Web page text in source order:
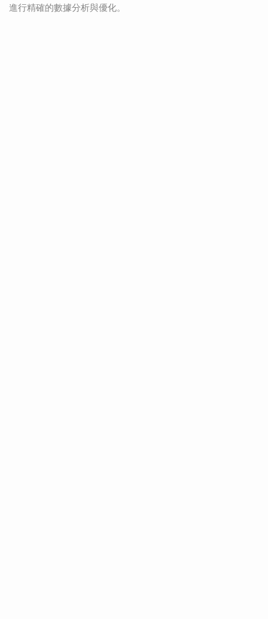
進行精確的數據分析與優化。